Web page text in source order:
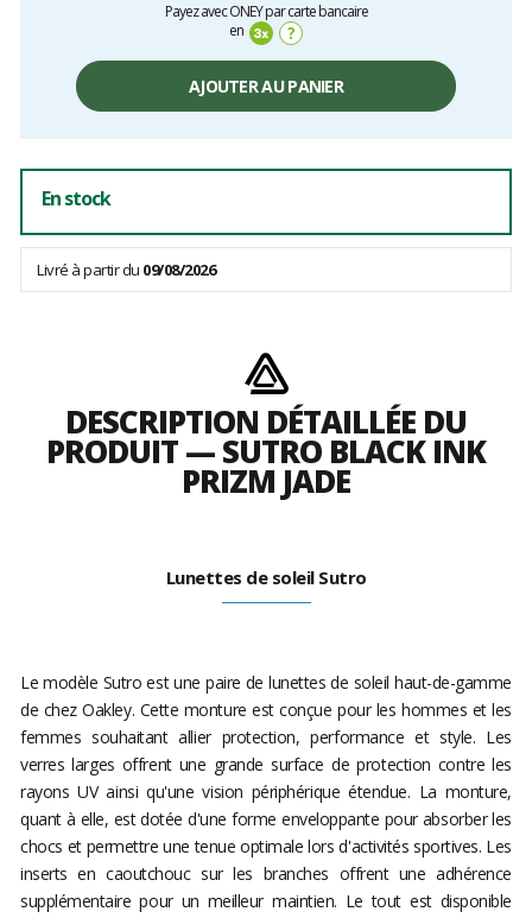
Payez avec ONEY par carte bancaire
en
?
AJOUTER AU PANIER
En stock
Livré à partir du 09/08/2026
DESCRIPTION DÉTAILLÉE DU
PRODUIT — SUTRO BLACK INK
PRIZM JADE
Lunettes de soleil Sutro
Le modèle Sutro est une paire de lunettes de soleil haut-de-gamme
de chez Oakley. Cette monture est conçue pour les hommes et les
femmes souhaitant allier protection, performance et style. Les
verres larges offrent une grande surface de protection contre les
rayons UV ainsi qu'une vision périphérique étendue. La monture,
quant à elle, est dotée d'une forme enveloppante pour absorber les
chocs et permettre une tenue optimale lors d'activités sportives. Les
inserts en caoutchouc sur les branches offrent une adhérence
supplémentaire pour un meilleur maintien. Le tout est disponible